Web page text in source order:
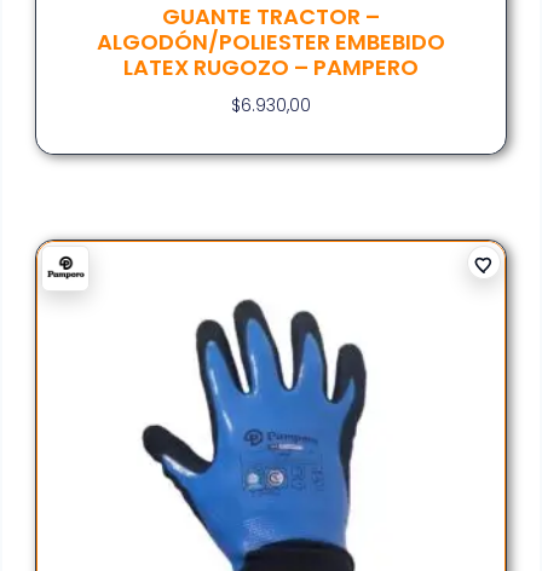
GUANTE TRACTOR –
ALGODÓN/POLIESTER EMBEBIDO
LATEX RUGOZO – PAMPERO
$6.930,00